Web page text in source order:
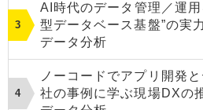
AI時代のデータ管理／運
型データベース基盤”の実力
データ分析
ノーコードでアプリ開発
社の事例に学ぶ現場DXの